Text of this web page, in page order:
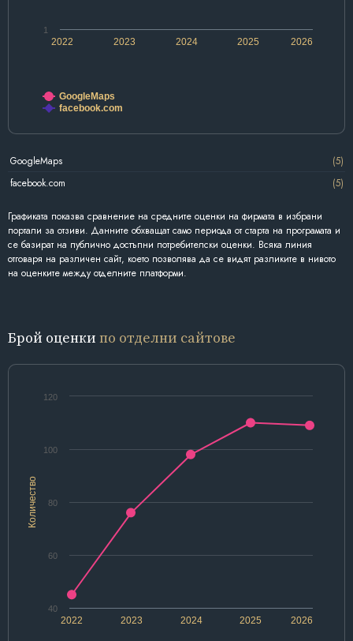
2022 2024 2026
2023 2025
1
GoogleMaps
facebook.com
GoogleMaps
(5)
facebook.com
(5)
Графиката показва сравнение на средните оценки на фирмата в избрани
портали за отзиви. Данните обхващат само периода от старта на програмата и
се базират на публично достъпни потребителски оценки. Всяка линия
отговаря на различен сайт, което позволява да се видят разликите в нивото
на оценките между отделните платформи.
Брой оценки по отделни сайтове
Количество
2022 2024 2026
2023 2025
40
60
80
100
120